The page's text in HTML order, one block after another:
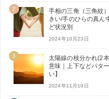
2
手相の三角（三角紋
きい/手のひらの真ん
ど状況別
2024年10月23日
3
太陽線の枝分かれ(2
意味｜上下などパタ
い】
2024年11月19日